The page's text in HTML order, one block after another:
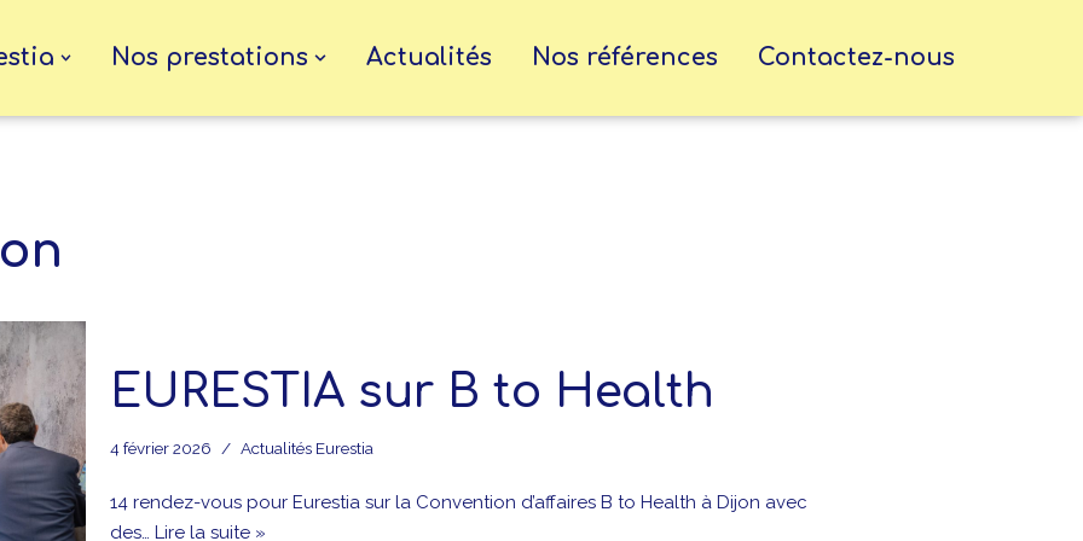
Nos prestations Actualités Nos références Contactez-nous
EURESTIA sur B to Health
4 février 2026 Actualités Eurestia
14 rendez-vous pour Eurestia sur la Convention d’affaires B to Health à Dijon avec
des…Lire la suite »